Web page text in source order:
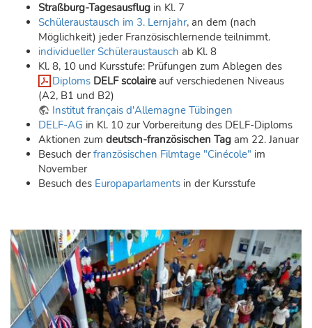
Straßburg-Tagesausflug in Kl. 7
Schüleraustausch im 3. Lernjahr, an dem (nach
Möglichkeit) jeder Französischlernende teilnimmt.
individueller Schüleraustausch ab Kl. 8
Kl. 8, 10 und Kursstufe: Prüfungen zum Ablegen des
Diploms DELF scolaire auf verschiedenen Niveaus
(A2, B1 und B2)
Institut français d'Allemagne Tübingen
DELF-AG in Kl. 10 zur Vorbereitung des DELF-Diploms
Aktionen zum deutsch-französischen Tag am 22. Januar
Besuch derfranzösischen Filmtage "Cinécole" im
November
Besuch des Europaparlaments in der Kursstufe